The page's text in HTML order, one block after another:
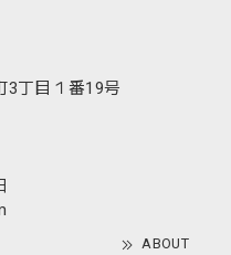
3丁目１番19号
ABOUT